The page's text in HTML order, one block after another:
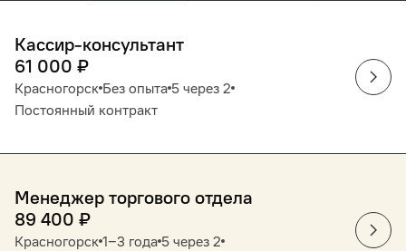
Кассир-консультант
61 000 ₽
Красногорск Без опыта 5 через 2
Постоянный контракт
Менеджер торгового отдела
89 400 ₽
Красногорск 1‒3 года 5 через 2